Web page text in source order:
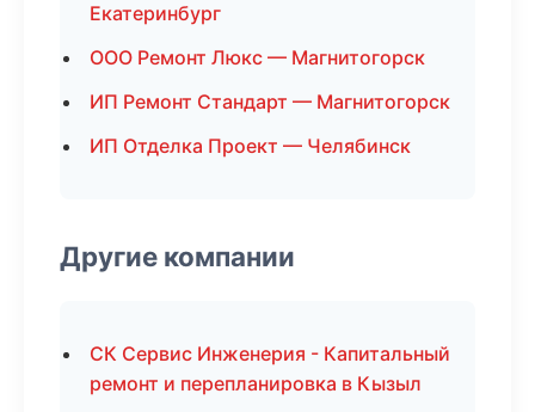
Екатеринбург
ООО Ремонт Люкс — Магнитогорск
ИП Ремонт Стандарт — Магнитогорск
ИП Отделка Проект — Челябинск
Другие компании
СК Сервис Инженерия - Капитальный
ремонт и перепланировка в Кызыл